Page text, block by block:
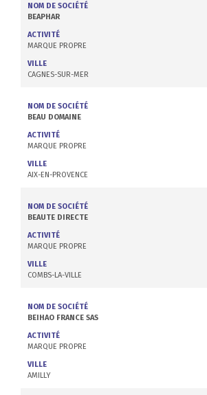
NOM DE SOCIÉTÉ
BEAPHAR
ACTIVITÉ
MARQUE PROPRE
VILLE
CAGNES-SUR-MER
NOM DE SOCIÉTÉ
BEAU DOMAINE
ACTIVITÉ
MARQUE PROPRE
VILLE
AIX-EN-PROVENCE
NOM DE SOCIÉTÉ
BEAUTE DIRECTE
ACTIVITÉ
MARQUE PROPRE
VILLE
COMBS-LA-VILLE
NOM DE SOCIÉTÉ
BEIHAO FRANCE SAS
ACTIVITÉ
MARQUE PROPRE
VILLE
AMILLY